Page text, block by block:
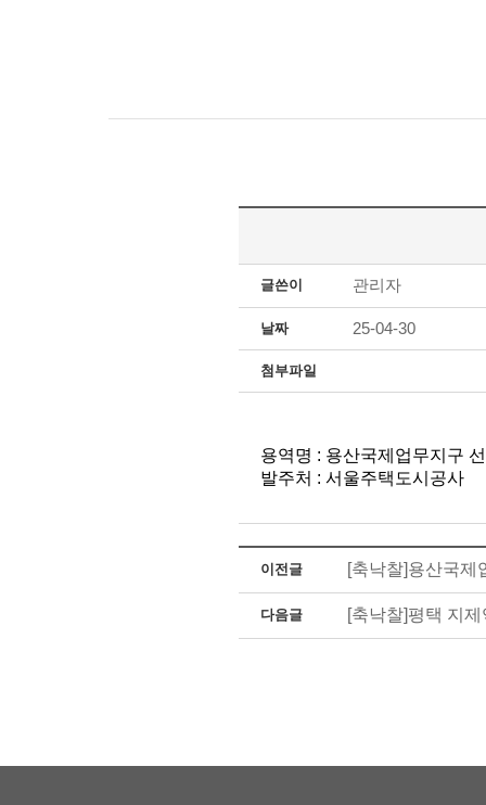
글쓴이 관리자
날짜 25-04-30
첨부파일
용역명 : 용산국제업무지구
발주처 : 서울주택도시공사
이전글 [축낙찰]용산국제
다음글 [축낙찰]평택 지